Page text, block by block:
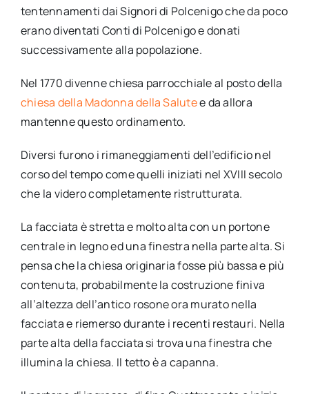
tentennamenti dai Signori di Polcenigo che da poco
erano diventati Conti di Polcenigo e donati
successivamente alla popolazione.
Nel 1770 divenne chiesa parrocchiale al posto della
chiesa della Madonna della Salutee da allora
mantenne questo ordinamento.
Diversi furono i rimaneggiamenti dell’edificio nel
corso del tempo come quelli iniziati nel XVIII secolo
che la videro completamente ristrutturata.
La facciata è stretta e molto alta con un portone
centrale in legno ed una finestra nella parte alta. Si
pensa che la chiesa originaria fosse più bassa e più
contenuta, probabilmente la costruzione finiva
all’altezza dell’antico rosone ora murato nella
facciata e riemerso durante i recenti restauri. Nella
parte alta della facciata si trova una finestra che
illumina la chiesa. Il tetto è a capanna.